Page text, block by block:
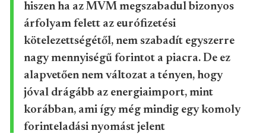
hiszen ha az MVM megszabadul bizonyos
árfolyam felett az eurófizetési
kötelezettségétől, nem szabadít egyszerre
nagy mennyiségű forintot a piacra. De ez
alapvetően nem változat a tényen, hogy
jóval drágább az energiaimport, mint
korábban, ami így még mindig egy komoly
forinteladási nyomást jelent